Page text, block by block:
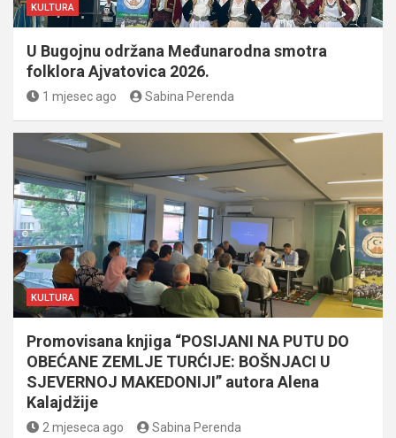
KULTURA
U Bugojnu održana Međunarodna smotra
folklora Ajvatovica 2026.
1 mjesec ago Sabina Perenda
KULTURA
Promovisana knjiga “POSIJANI NA PUTU DO
OBEĆANE ZEMLJE TURĆIJE: BOŠNJACI U
SJEVERNOJ MAKEDONIJI” autora Alena
Kalajdžije
2 mjeseca ago Sabina Perenda